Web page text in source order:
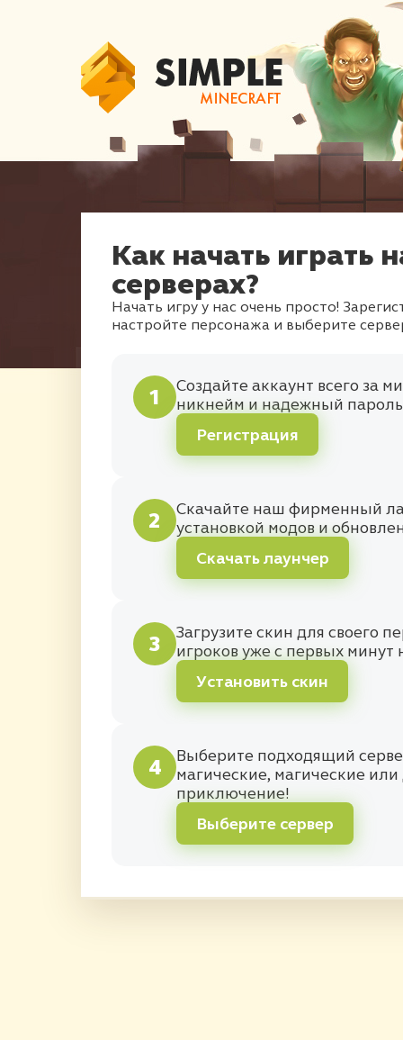
Как начать играть
серверах?
Начать игру у нас очень просто!
настройте персонажа и выберите
1
Создайте аккаунт всего за
никнейм и надежный
Регистрация
2
Скачайте наш фирменный
установкой модов и
Скачать лаунчер
3
Загрузите скин для своего
игроков уже с первых минут
Установить скин
4
Выберите подходящий
магические, магические
приключение!
Выберите сервер